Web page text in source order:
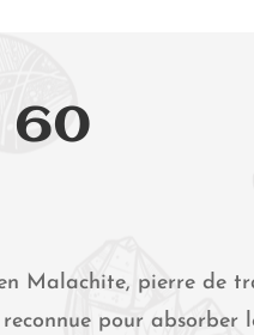
60
Malachite, pierre de
pour absorber